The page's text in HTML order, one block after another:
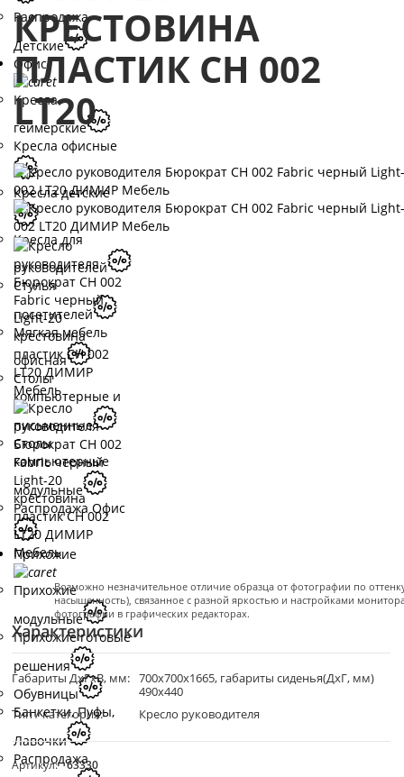
Распродажа
Детские
Офис
Кресла
геймерские
Кресла офисные
Кресла детские
Кресла для
руководителей
Стулья
посетителей
Мягкая мебель
офисная
Столы
компьютерные и
письменные
Столы
компьютерные
модульные
Распродажа Офис
Прихожие
Прихожие
модульные
Прихожие готовые
решения
Обувницы
Банкетки, Пуфы,
Лавочки
Распродажа
КРЕСТОВИНА
ПЛАСТИК СН 002
LT20
Возможно незначительное отличие образца от фотографии по
насыщенность), связанное с разной яркостью и настройками
фотографии в графических редакторах.
Характеристики
Габариты ДхГхВ, мм: 700х700х1665, габариты сиденья(ДхГ, мм)
490х440
Тип / категория:
Кресло руководителя
Артикул: 63330